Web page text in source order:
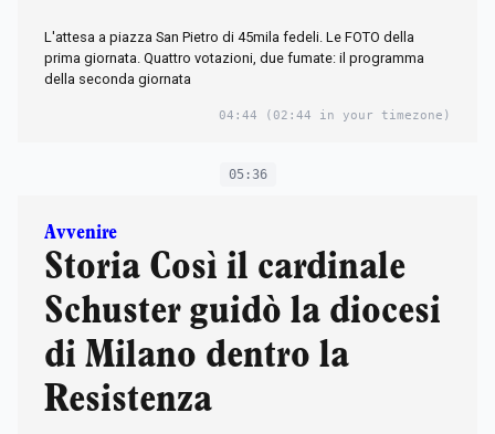
L'attesa a piazza San Pietro di 45mila fedeli. Le FOTO della
prima giornata. Quattro votazioni, due fumate: il programma
della seconda giornata
04:44 (02:44 in your timezone)
05:36
Avvenire
Storia Così il cardinale
Schuster guidò la diocesi
di Milano dentro la
Resistenza